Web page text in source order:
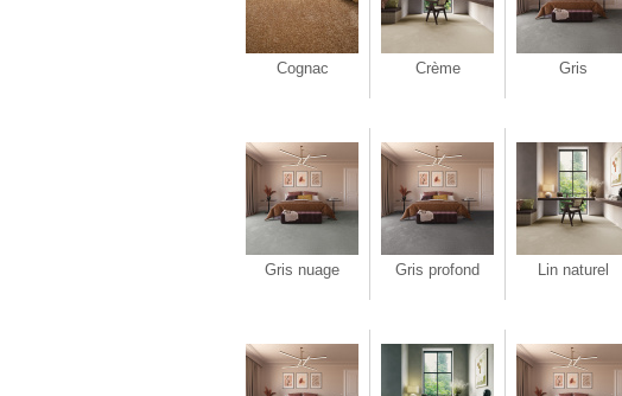
Cognac Crème Gris
Gris nuage Gris profond Lin naturel